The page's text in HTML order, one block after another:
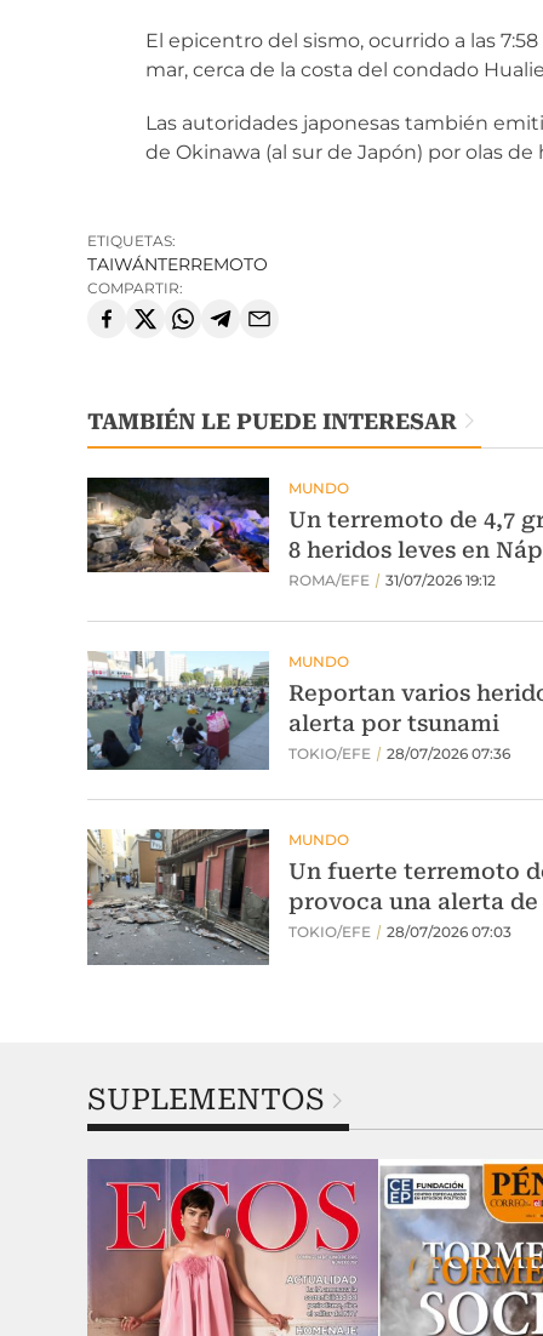
El epicentro del sismo, ocurrido a las
mar, cerca de la costa del condado
Las autoridades japonesas también
de Okinawa (al sur de Japón) por olas de
ETIQUETAS:
TAIWÁNTERREMOTO
COMPARTIR:
TAMBIÉN LE PUEDE INTERESAR
SUPLEMENTOS